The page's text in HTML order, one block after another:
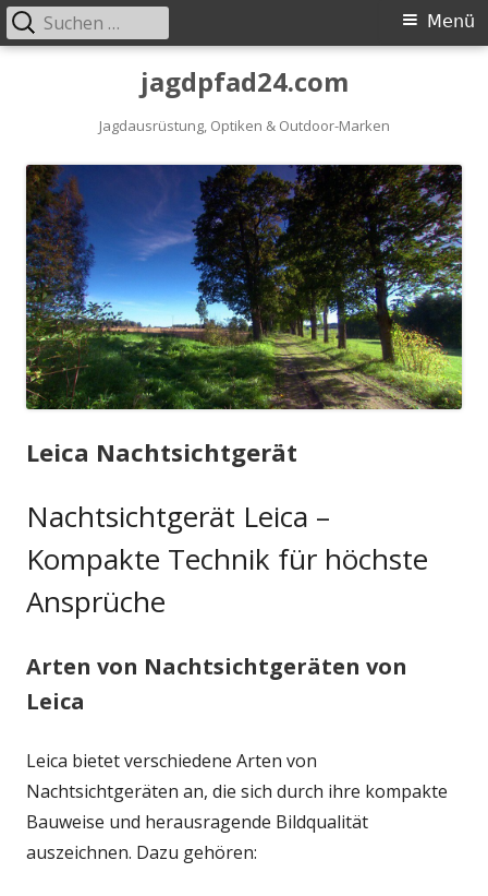
jagdpfad24.com
Jagdausrüstung, Optiken & Outdoor-Marken
Primäres
Menü
Suchen
nach:
Leica Nachtsichtgerät
Nachtsichtgerät Leica –
Kompakte Technik für höchste
Ansprüche
Arten von Nachtsichtgeräten von
Leica
Leica bietet verschiedene Arten von
Nachtsichtgeräten an, die sich durch ihre kompakte
Bauweise und herausragende Bildqualität
auszeichnen. Dazu gehören: